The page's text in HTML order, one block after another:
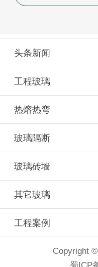
头条新闻
工程玻璃
热熔热弯
玻璃隔断
玻璃砖墙
其它玻璃
工程案例
Copyright
蜀ICP